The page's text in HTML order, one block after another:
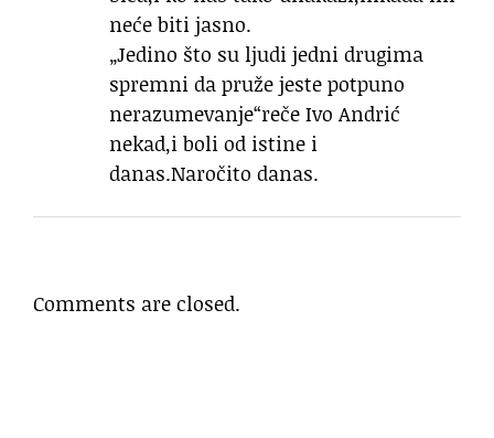
neće biti jasno.
„Jedino što su ljudi jedni drugima
spremni da pruže jeste potpuno
nerazumevanje“reče Ivo Andrić
nekad,i boli od istine i
danas.Naročito danas.
Comments are closed.